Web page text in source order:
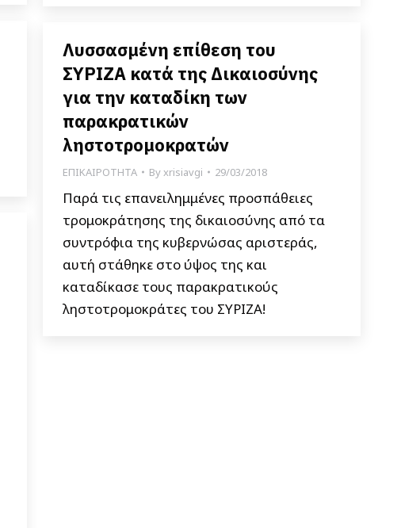
Λυσσασμένη επίθεση του
ΣΥΡΙΖΑ κατά της Δικαιοσύνης
για την καταδίκη των
παρακρατικών
ληστοτρομοκρατών
ΕΠΙΚΑΙΡΟΤΗΤΑ Byxrisiavgi 29/03/2018
Παρά τις επανειλημμένες προσπάθειες
τρομοκράτησης της δικαιοσύνης από τα
συντρόφια της κυβερνώσας αριστεράς,
αυτή στάθηκε στο ύψος της και
καταδίκασε τους παρακρατικούς
ληστοτρομοκράτες του ΣΥΡΙΖΑ!